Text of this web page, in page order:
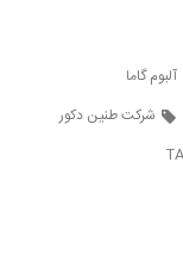
آلبوم گاما
شرکت طنین دکور